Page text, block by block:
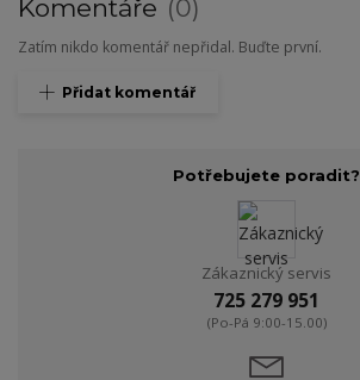
Komentáře 0
Zatím nikdo komentář nepřidal. Buďte první.
Přidat komentář
Potřebujete poradit?
Zákaznický servis
725 279 951
(Po-Pá 9:00-15.00)